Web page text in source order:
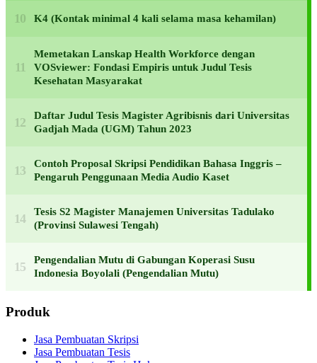
K4 (Kontak minimal 4 kali selama masa kehamilan)
Memetakan Lanskap Health Workforce dengan
VOSviewer: Fondasi Empiris untuk Judul Tesis
Kesehatan Masyarakat
Daftar Judul Tesis Magister Agribisnis dari Universitas
Gadjah Mada (UGM) Tahun 2023
Contoh Proposal Skripsi Pendidikan Bahasa Inggris –
Pengaruh Penggunaan Media Audio Kaset
Tesis S2 Magister Manajemen Universitas Tadulako
(Provinsi Sulawesi Tengah)
Pengendalian Mutu di Gabungan Koperasi Susu
Indonesia Boyolali (Pengendalian Mutu)
Produk
Jasa Pembuatan Skripsi
Jasa Pembuatan Tesis